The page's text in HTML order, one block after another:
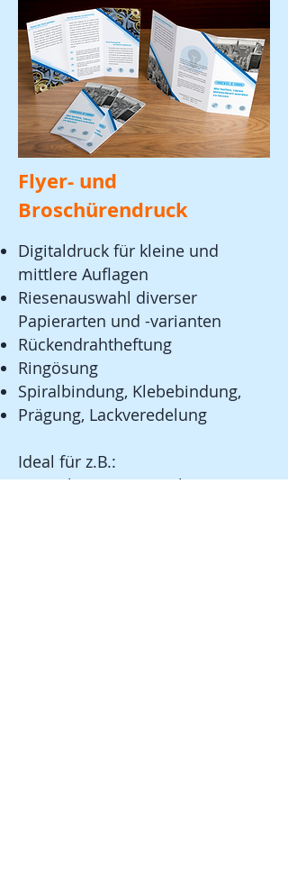
Flyer- und
Broschürendruck
Digitaldruck für kleine und
mittlere Auflagen
Riesenauswahl diverser
Papierarten und -varianten
Rückendrahtheftung
Ringösung
Spiralbindung, Klebebindung,
Prägung, Lackveredelung
Ideal für z.B.:
Speisekarten im DIN-lang-Format